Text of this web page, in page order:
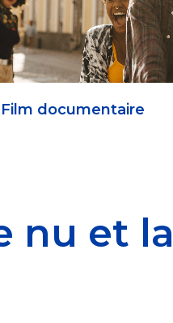
documentaire
nu et